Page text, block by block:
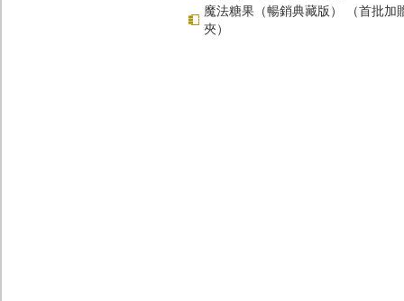
魔法糖果（暢銷典藏版） （首批加
夾）